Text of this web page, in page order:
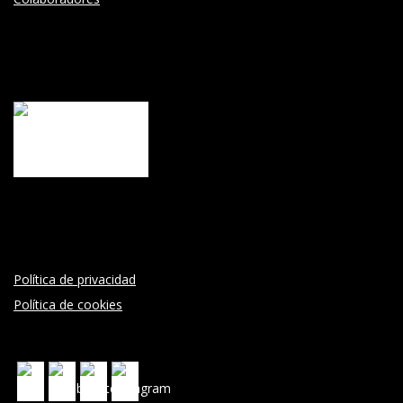
Política de privacidad
Política de cookies